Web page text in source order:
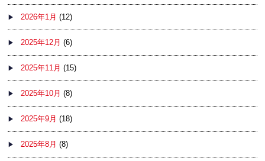
2026年1月 (12)
2025年12月 (6)
2025年11月 (15)
2025年10月 (8)
2025年9月 (18)
2025年8月 (8)